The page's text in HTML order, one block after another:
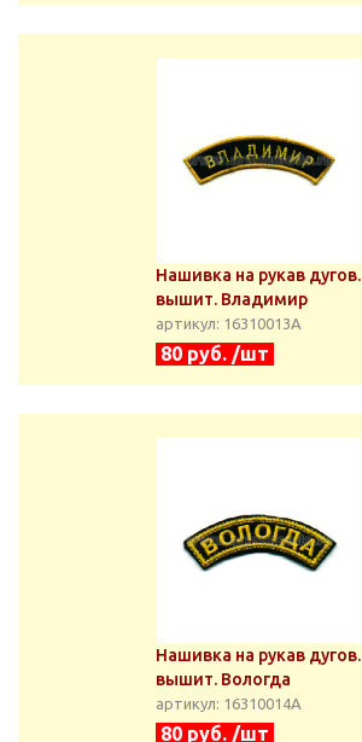
Нашивка на рукав дугов.
вышит. Владимир
артикул: 16310013А
80 руб. /шт
Нашивка на рукав дугов.
вышит. Вологда
артикул: 16310014А
80 руб. /шт